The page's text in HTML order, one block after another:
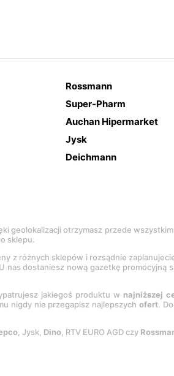
Rossmann
Super-Pharm
Auchan Hipermarket
Jysk
Deichmann
geolokalizacji otrzymasz przede
sklepu.
z różnych sklepów i rozsądnie
nas dostaniesz nową gazetkę promocyjną
jakiegoś produktu w najniższej
nigdy nie przegapisz najlepszychofert.
, Jysk, Dino, RTV EURO AGD czy